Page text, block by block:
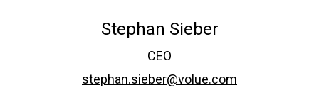
Stephan Sieber
CEO
stephan.sieber@volue.com